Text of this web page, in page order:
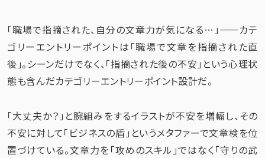
「職場で指摘された、自分の文章力が気になる…」——カテ
ゴリーエントリーポイントは「職場で文章を指摘された直
後」。シーンだけでなく、「指摘された後の不安」という心理状
態も含んだカテゴリーエントリーポイント設計だ。
「大丈夫か？」と腕組みをするイラストが不安を増幅し、その
不安に対して「ビジネスの盾」というメタファーで文章検を位
置づけている。文章力を「攻めのスキル」ではなく「守りの武